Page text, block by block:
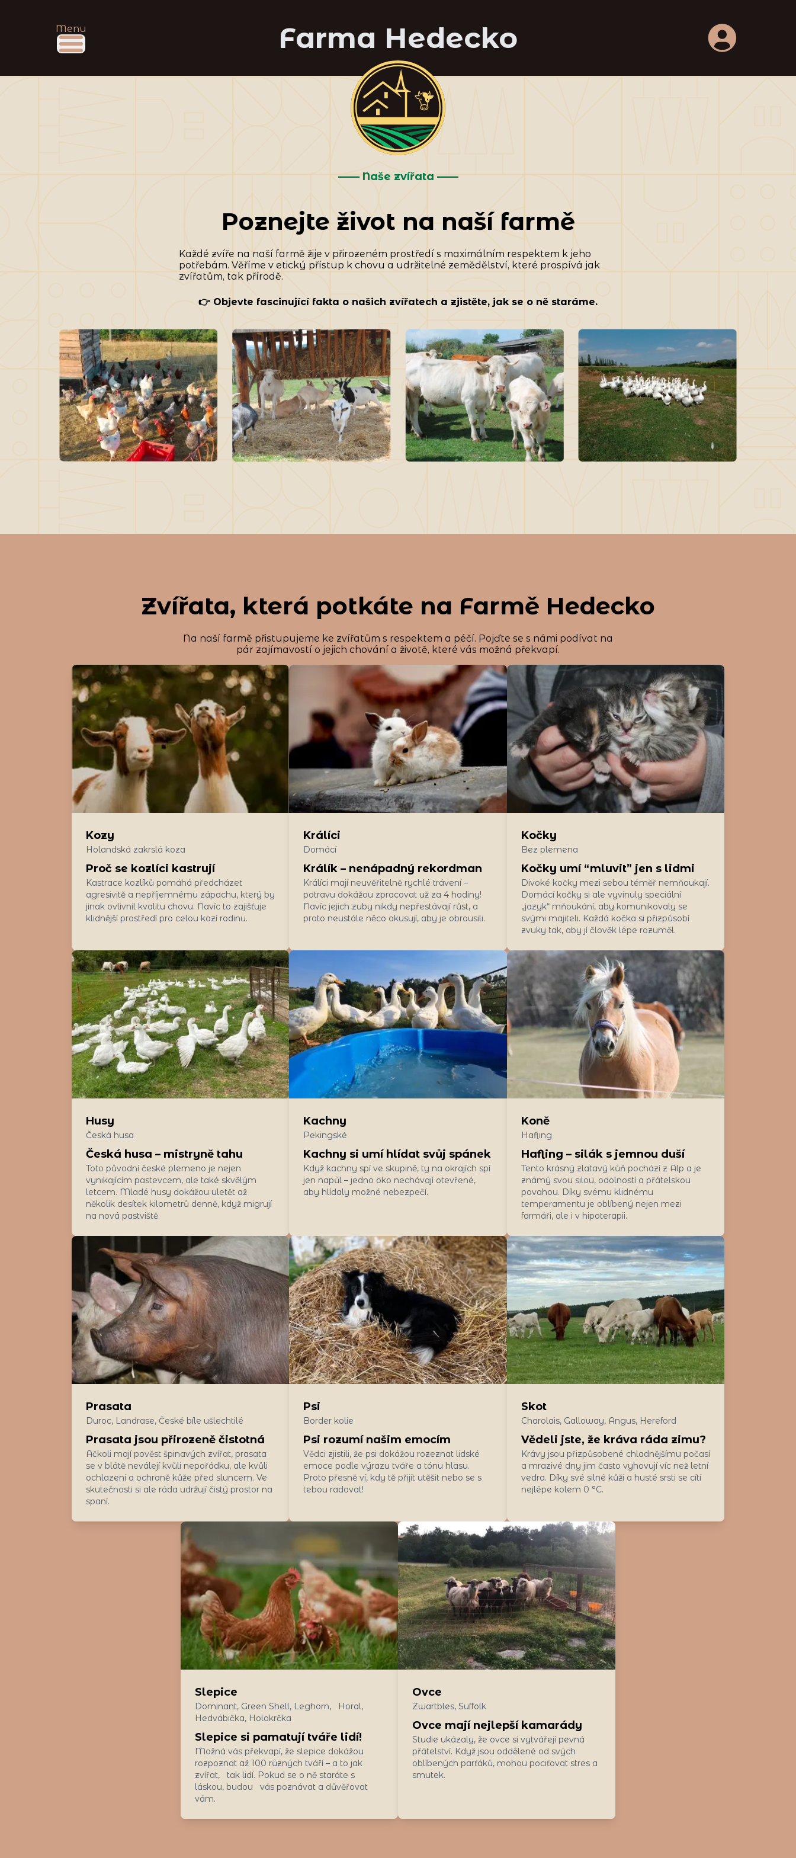
Menu Farma Hedecko
—— Naše zvířata ——
Poznejte život na naší farmě
Každé zvíře na naší farmě žije v přirozeném prostředí s maximálním respektem k jeho
potřebám. Věříme v etický přístup k chovu a udržitelné zemědělství, které prospívá jak
zvířatům, tak přírodě.
👉 Objevte fascinující fakta o našich zvířatech a zjistěte, jak se o ně staráme.
Zvířata, která potkáte na Farmě Hedecko
Na naší farmě přistupujeme ke zvířatům s respektem a péčí. Pojďte se s námi podívat na
pár zajímavostí o jejich chování a životě, které vás možná překvapí.
Kozy
Holandská zakrslá koza
Proč se kozlíci kastrují
Kastrace kozlíků pomáhá předcházet
agresivitě a nepříjemnému zápachu, který by
jinak ovlivnil kvalitu chovu. Navíc to zajišťuje
klidnější prostředí pro celou kozí rodinu.
Králíci
Domácí
Králík – nenápadný rekordman
Králíci mají neuvěřitelně rychlé trávení –
potravu dokážou zpracovat už za 4 hodiny!
Navíc jejich zuby nikdy nepřestávají růst, a
proto neustále něco okusují, aby je obrousili.
Kočky
Bez plemena
Kočky umí “mluvit” jen s lidmi
Divoké kočky mezi sebou téměř nemňoukají.
Domácí kočky si ale vyvinuly speciální
„jazyk“ mňoukání, aby komunikovaly se
svými majiteli. Každá kočka si přizpůsobí
zvuky tak, aby jí člověk lépe rozuměl.
Husy
Česká husa
Česká husa – mistryně tahu
Toto původní české plemeno je nejen
vynikajícím pastevcem, ale také skvělým
letcem. Mladé husy dokážou uletět až
několik desítek kilometrů denně, když migrují
na nová pastviště.
Kachny
Pekingské
Kachny si umí hlídat svůj spánek
Když kachny spí ve skupině, ty na okrajích spí
jen napůl – jedno oko nechávají otevřené,
aby hlídaly možné nebezpečí.
Koně
Hafling
Hafling – silák s jemnou duší
Tento krásný zlatavý kůň pochází z Alp a je
známý svou silou, odolností a přátelskou
povahou. Díky svému klidnému
temperamentu je oblíbený nejen mezi
farmáři, ale i v hipoterapii.
Prasata
Duroc, Landrase, České bíle ušlechtilé
Prasata jsou přirozeně čistotná
Ačkoli mají pověst špinavých zvířat, prasata
se v blátě neválejí kvůli nepořádku, ale kvůli
ochlazení a ochraně kůže před sluncem. Ve
skutečnosti si ale ráda udržují čistý prostor na
spaní.
Psi
Border kolie
Psi rozumí našim emocím
Vědci zjistili, že psi dokážou rozeznat lidské
emoce podle výrazu tváře a tónu hlasu.
Proto přesně ví, kdy tě přijít utěšit nebo se s
tebou radovat!
Skot
Charolais, Galloway, Angus, Hereford
Vědeli jste, že kráva ráda zimu?
Krávy jsou přizpůsobené chladnějšímu počasí
a mrazivé dny jim často vyhovují víc než letní
vedra. Díky své silné kůži a husté srsti se cítí
nejlépe kolem 0 °C.
Slepice
Dominant, Green Shell, Leghorn, Horal,
Hedvábička, Holokrčka
Slepice si pamatují tváře lidí!
Možná vás překvapí, že slepice dokážou
rozpoznat až 100 různých tváří – a to jak
zvířat, tak lidí. Pokud se o ně staráte s
láskou, budou vás poznávat a důvěřovat
vám.
Ovce
Zwartbles, Suffolk
Ovce mají nejlepší kamarády
Studie ukázaly, že ovce si vytvářejí pevná
přátelství. Když jsou oddělené od svých
oblíbených parťáků, mohou pociťovat stres a
smutek.